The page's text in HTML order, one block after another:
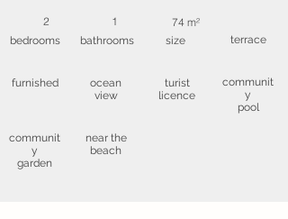
2
bedrooms
1
bathrooms
74 m²
size
furnished
communit
y
garden
ocean
view
near the
beach
turist
licence
terrace
communit
y
pool